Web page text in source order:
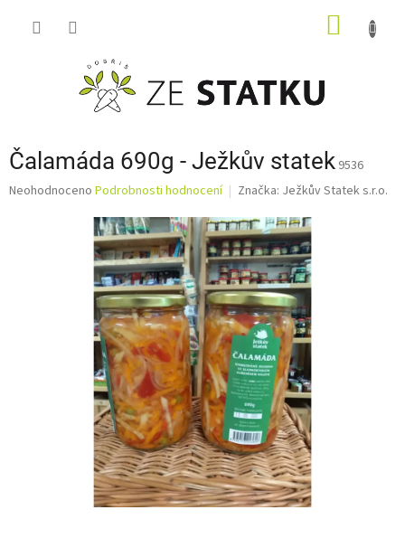
Čalamáda 690g - Ježkův statek 9536
Průměrné
Neohodnoceno Podrobnosti hodnocení Značka: Ježkův Statek s.r.o.